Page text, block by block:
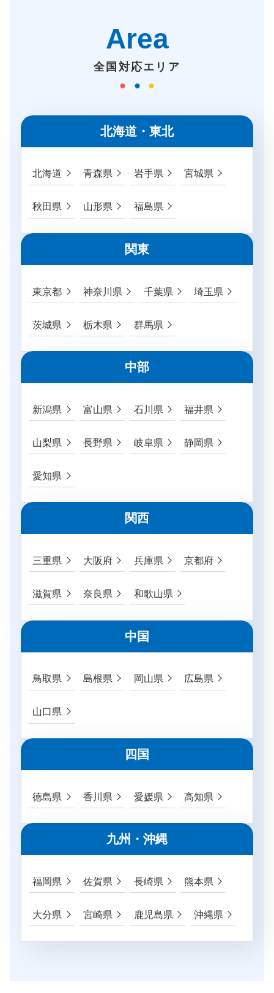
Area
全国対応エリア
北海道・東北
北海道 青森県 岩手県 宮城県
秋田県 山形県 福島県
関東
東京都 神奈川県 千葉県 埼玉県
茨城県 栃木県 群馬県
中部
新潟県 富山県 石川県 福井県
山梨県 長野県 岐阜県 静岡県
愛知県
関西
三重県 大阪府 兵庫県 京都府
滋賀県 奈良県 和歌山県
中国
鳥取県 島根県 岡山県 広島県
山口県
四国
徳島県 香川県 愛媛県 高知県
九州・沖縄
福岡県 佐賀県 長崎県 熊本県
大分県 宮崎県 鹿児島県 沖縄県